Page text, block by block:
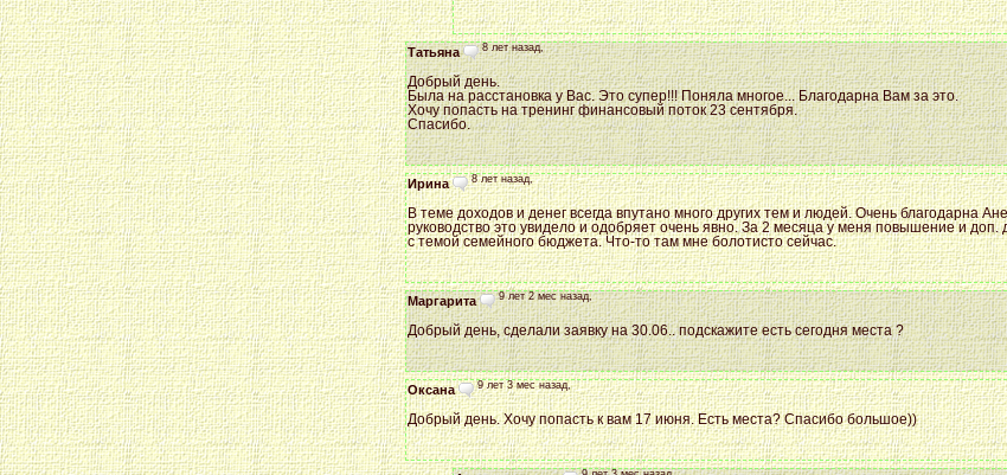
Татьяна 8 лет назад,
Добрый день.
Была на расстановка у Вас. Это супер!!! Поняла многое... Благодарна Вам за это.
Хочу попасть на тренинг финансовый поток 23 сентября.
Спасибо.
Ирина 8 лет назад,
В теме доходов и денег всегда впутано много других тем и людей. Очень благодарна
руководство это увидело и одобряет очень явно. За 2 месяца у меня повышение и
с темой семейного бюджета. Что-то там мне болотисто сейчас.
Маргарита 9 лет 2 мес назад,
Добрый день, сделали заявку на 30.06.. подскажите есть сегодня места ?
Оксана 9 лет 3 мес назад,
Добрый день. Хочу попасть к вам 17 июня. Есть места? Спасибо большое))